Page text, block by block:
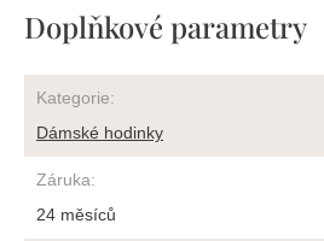
Doplňkové parametry
Kategorie:
Dámské hodinky
Záruka:
24 měsíců